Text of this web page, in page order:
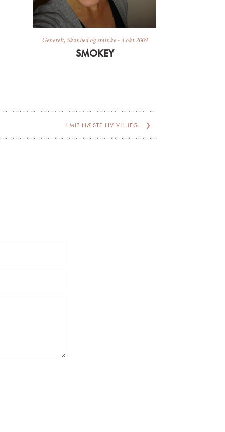
Generelt, Skønhed og sminke-4 okt 2009
SMOKEY
I MIT NÆSTE LIV VIL JEG… ❯